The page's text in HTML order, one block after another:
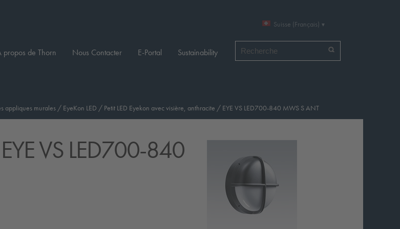
Suisse (Français)
propos de Thorn Nous Contacter E-Portal Sustainability
appliques murales / EyeKon LED / Petit LED Eyekon avec visière, anthracite / EYE VS LED700-840 MWS S ANT
VS LED700-840